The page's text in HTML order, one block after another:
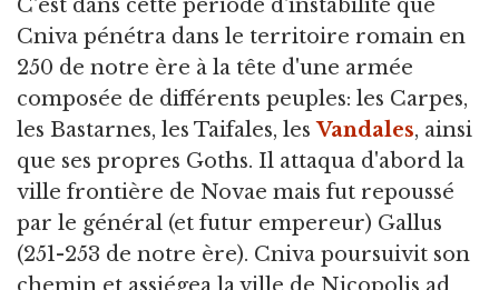
C'est dans cette période d'instabilité que
Cniva pénétra dans le territoire romain en
250 de notre ère à la tête d'une armée
composée de différents peuples: les Carpes,
les Bastarnes, les Taifales, lesVandales, ainsi
que ses propres Goths. Il attaqua d'abord la
ville frontière de Novae mais fut repoussé
par le général (et futur empereur) Gallus
(251-253 de notre ère). Cniva poursuivit son